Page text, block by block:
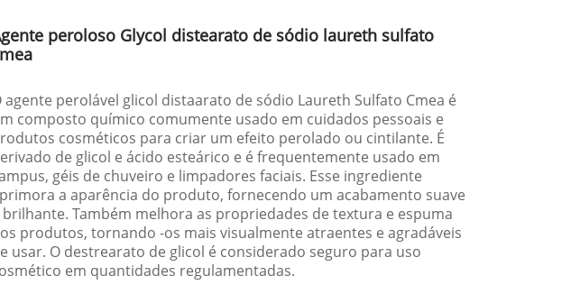
peroloso Glycol distearato de sódio laureth sulfato
agente perolável glicol distaarato de sódio Laureth Sulfato Cmea é
composto químico comumente usado em cuidados pessoais e
cosméticos para criar um efeito perolado ou cintilante. É
de glicol e ácido esteárico e é frequentemente usado em
géis de chuveiro e limpadores faciais. Esse ingrediente
a aparência do produto, fornecendo um acabamento suave
brilhante. Também melhora as propriedades de textura e espuma
produtos, tornando -os mais visualmente atraentes e agradáveis
usar. O destrearato de glicol é considerado seguro para uso
em quantidades regulamentadas.